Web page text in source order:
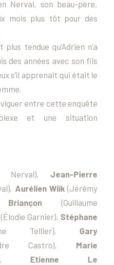
Nerval, son beau-père,
mois plus tôt pour des
tendue qu’Adrien n’a
des années avec son fils
s’il apprenait qui était le
entre cette enquête
et une situation
Nerval), Jean-Pierre
Aurélien Wiik (Jérémy
(Guillaume
(Élodie Garnier), Stéphane
Tellier), Gary
Castro), Marie
Etienne Le